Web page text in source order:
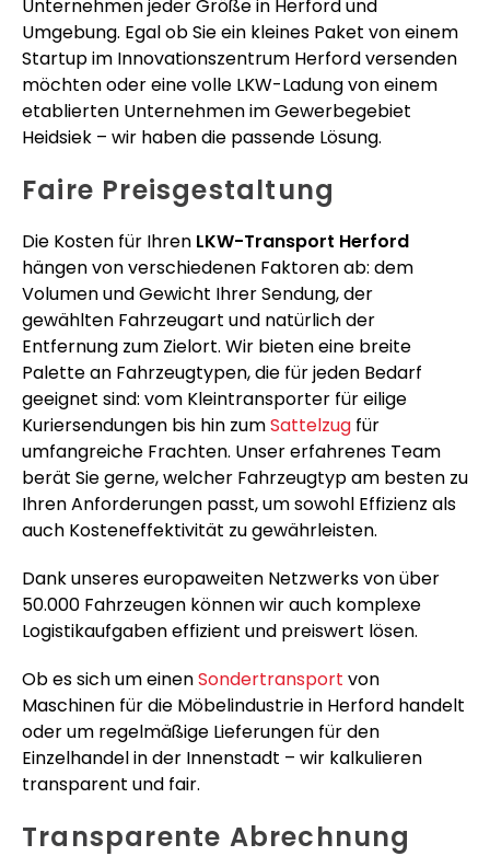
Unternehmen jeder Größe in Herford und
Umgebung. Egal ob Sie ein kleines Paket von einem
Startup im Innovationszentrum Herford versenden
möchten oder eine volle LKW-Ladung von einem
etablierten Unternehmen im Gewerbegebiet
Heidsiek – wir haben die passende Lösung.
Faire Preisgestaltung
Die Kosten für Ihren LKW-Transport Herford
hängen von verschiedenen Faktoren ab: dem
Volumen und Gewicht Ihrer Sendung, der
gewählten Fahrzeugart und natürlich der
Entfernung zum Zielort. Wir bieten eine breite
Palette an Fahrzeugtypen, die für jeden Bedarf
geeignet sind: vom Kleintransporter für eilige
Kuriersendungen bis hin zumSattelzug für
umfangreiche Frachten. Unser erfahrenes Team
berät Sie gerne, welcher Fahrzeugtyp am besten zu
Ihren Anforderungen passt, um sowohl Effizienz als
auch Kosteneffektivität zu gewährleisten.
Dank unseres europaweiten Netzwerks von über
50.000 Fahrzeugen können wir auch komplexe
Logistikaufgaben effizient und preiswert lösen.
Ob es sich um einenSondertransport von
Maschinen für die Möbelindustrie in Herford handelt
oder um regelmäßige Lieferungen für den
Einzelhandel in der Innenstadt – wir kalkulieren
transparent und fair.
Transparente Abrechnung